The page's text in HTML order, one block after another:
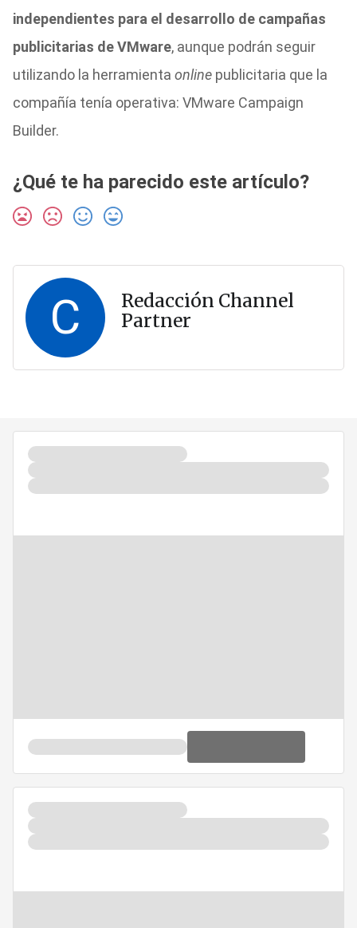
independientes para el desarrollo de campañas
publicitarias de VMware, aunque podrán seguir
utilizando la herramienta online publicitaria que la
compañía tenía operativa: VMware Campaign
Builder.
¿Qué te ha parecido este artículo?
C
Redacción Channel
Partner